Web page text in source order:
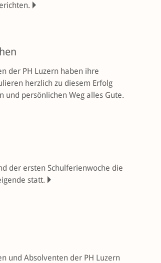
der PH Luzern haben ihre
herzlich zu diesem Erfolg
persönlichen Weg alles Gute.
der ersten Schulferienwoche die
statt.
und Absolventen der PH Luzern